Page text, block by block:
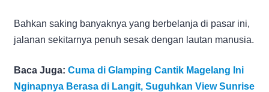
Bahkan saking banyaknya yang berbelanja di pasar ini,
jalanan sekitarnya penuh sesak dengan lautan manusia.
Baca Juga: Cuma di Glamping Cantik Magelang Ini
Nginapnya Berasa di Langit, Suguhkan View Sunrise